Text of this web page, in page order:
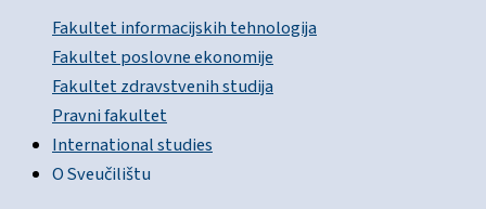
Fakultet informacijskih tehnologija
Fakultet poslovne ekonomije
Fakultet zdravstvenih studija
Pravni fakultet
International studies
O Sveučilištu